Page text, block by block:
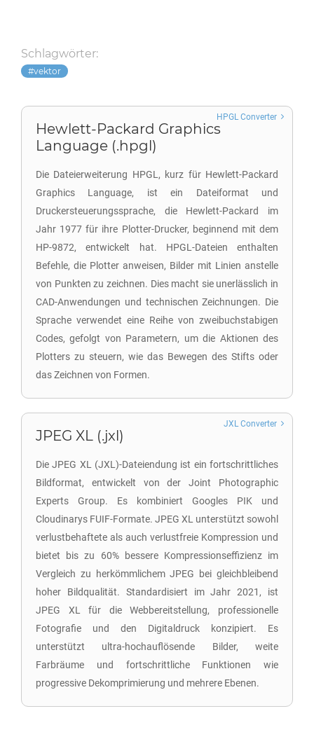
Schlagwörter:
vektor
Hewlett-Packard Graphics
Language (.hpgl)
Die Dateierweiterung HPGL, kurz für Hewlett-Packard
Graphics Language, ist ein Dateiformat und
Druckersteuerungssprache, die Hewlett-Packard im
Jahr 1977 für ihre Plotter-Drucker, beginnend mit dem
HP-9872, entwickelt hat. HPGL-Dateien enthalten
Befehle, die Plotter anweisen, Bilder mit Linien anstelle
von Punkten zu zeichnen. Dies macht sie unerlässlich in
CAD-Anwendungen und technischen Zeichnungen. Die
Sprache verwendet eine Reihe von zweibuchstabigen
Codes, gefolgt von Parametern, um die Aktionen des
Plotters zu steuern, wie das Bewegen des Stifts oder
das Zeichnen von Formen.
HPGL Converter
JPEG XL (.jxl)
Die JPEG XL (JXL)-Dateiendung ist ein fortschrittliches
Bildformat, entwickelt von der Joint Photographic
Experts Group. Es kombiniert Googles PIK und
Cloudinarys FUIF-Formate. JPEG XL unterstützt sowohl
verlustbehaftete als auch verlustfreie Kompression und
bietet bis zu 60% bessere Kompressionseffizienz im
Vergleich zu herkömmlichem JPEG bei gleichbleibend
hoher Bildqualität. Standardisiert im Jahr 2021, ist
JPEG XL für die Webbereitstellung, professionelle
Fotografie und den Digitaldruck konzipiert. Es
unterstützt ultra-hochauflösende Bilder, weite
Farbräume und fortschrittliche Funktionen wie
progressive Dekomprimierung und mehrere Ebenen.
JXL Converter